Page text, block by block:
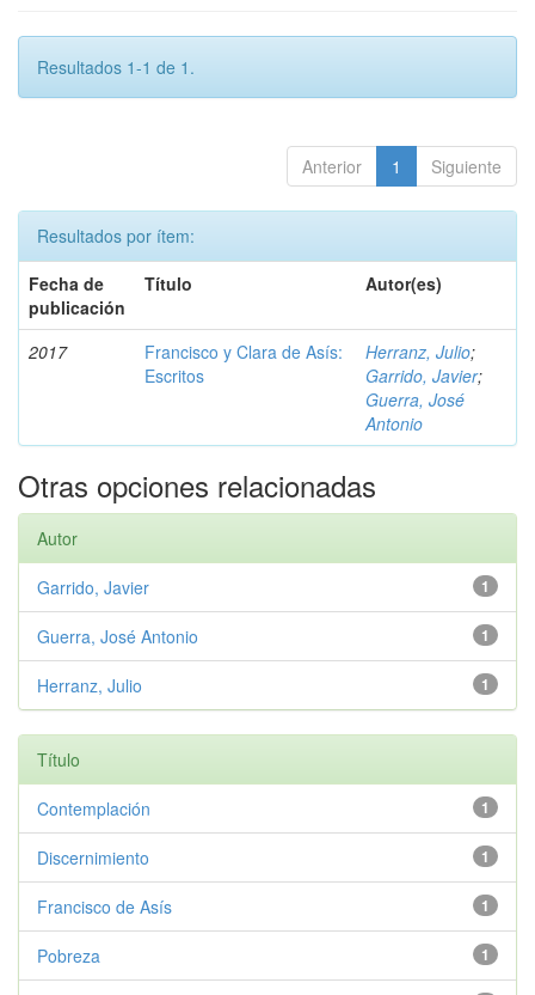
Resultados 1-1 de 1.
Anterior 1 Siguiente
Resultados por ítem:
Fecha de
publicación
Título Autor(es)
2017
Francisco y Clara de Asís:
Escritos
Herranz, Julio;
Garrido, Javier;
Guerra, José
Antonio
Otras opciones relacionadas
Autor
1
Garrido, Javier
1
Guerra, José Antonio
1
Herranz, Julio
Título
1
Contemplación
1
Discernimiento
1
Francisco de Asís
1
Pobreza